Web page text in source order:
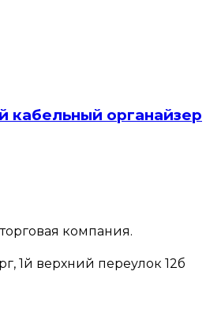
кабельный органайзер
компания.
1й верхний переулок 12б